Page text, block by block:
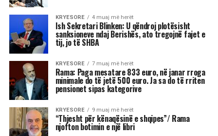
Kjo shije ngjall kujtimet e fëmijërisë ku
çdo gjë që të gatuante gjyshja ishte një
copë parajsë.
Biskotat me tërshërë kanë një shije të ndryshme
nga biskotat e zakonshme por tepër të veçantë
në llojin e vet.
Këto biskota me tërshërë, recetën e së cilave do